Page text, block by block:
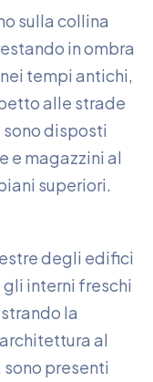
sulla collina
in ombra
tempi antichi,
alle strade
disposti
e magazzini al
superiori.
degli edifici
interni freschi
la
al
presenti